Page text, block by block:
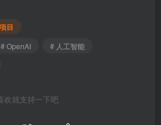
目
# OpenAI
# 人工智能
欢就支持一下吧